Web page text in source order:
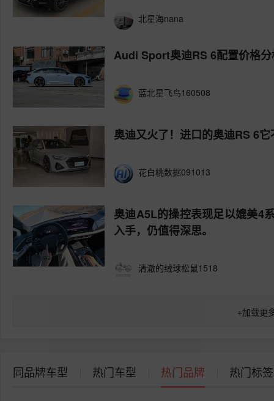
北星海nana
Audi Sport奥迪RS 6配置价格
蓝北星飞鸟160508
奥迪又火了！进口的奥迪RS 6
花白桃数据091013
奥迪A5L的操控表现足以媲美4
入手，仍值得深思。
清澈的绒球松鼠1518
+加载更
同品牌车型 热门车型 热门品牌 热门标签